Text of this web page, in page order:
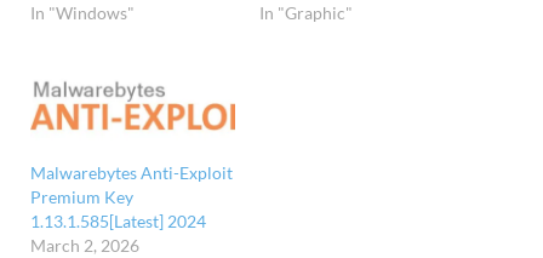
In "Windows"
In "Graphic"
Malwarebytes Anti-Exploit
Premium Key
1.13.1.585[Latest] 2024
March 2, 2026